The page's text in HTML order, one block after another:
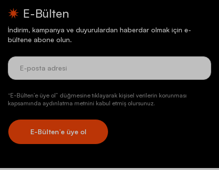
E-Bülten
İndirim, kampanya ve duyurulardan haberdar olmak için e-
bültene abone olun.
“E-Bülten’e üye ol” düğmesine tıklayarak kişisel verilerin korunması
kapsamında aydınlatma metnini kabul etmiş olursunuz.
E-Bülten’e üye ol